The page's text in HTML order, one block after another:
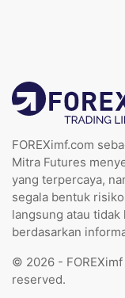
FOREXimf.com
Mitra Futures
yang terpercaya,
segala bentuk
langsung atau
berdasarkan
© 2026 -
reserved.